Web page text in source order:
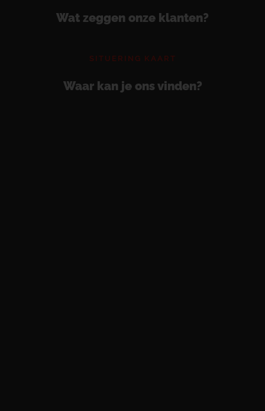
Wat zeggen onze klanten?
SITUERING KAART
Waar kan je ons vinden?